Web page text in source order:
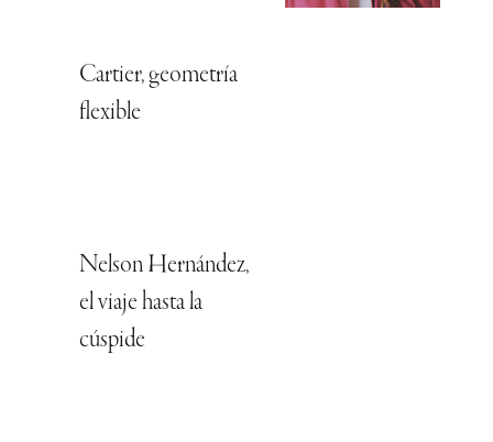
Cartier, geometría
flexible
Nelson Hernández,
el viaje hasta la
cúspide